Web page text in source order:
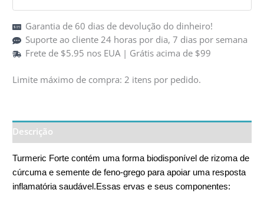
Garantia de 60 dias de devolução do dinheiro!
Suporte ao cliente 24 horas por dia, 7 dias por semana
Frete de $5.95 nos EUA | Grátis acima de $99
Limite máximo de compra: 2 itens por pedido.
Descrição
Turmeric Forte contém uma forma biodisponível de rizoma de
cúrcuma e semente de feno-grego para apoiar uma resposta
inflamatória saudável.Essas ervas e seus componentes: